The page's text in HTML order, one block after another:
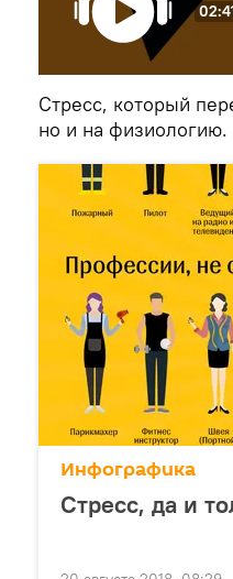
Стресс, который
но и на физиологию.
Инфографика
Стресс, да и